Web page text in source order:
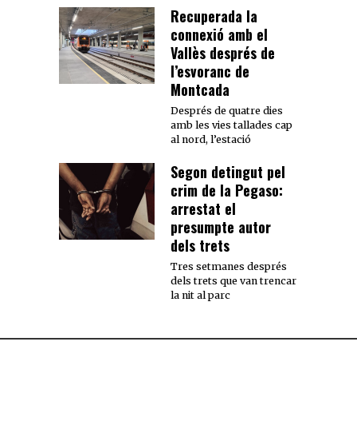
Recuperada la
connexió amb el
Vallès després de
l’esvoranc de
Montcada
Després de quatre dies
amb les vies tallades cap
al nord, l’estació
Segon detingut pel
crim de la Pegaso:
arrestat el
presumpte autor
dels trets
Tres setmanes després
dels trets que van trencar
la nit al parc